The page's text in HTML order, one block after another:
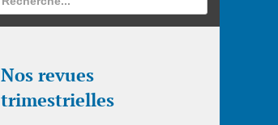
Nos revues
trimestrielles